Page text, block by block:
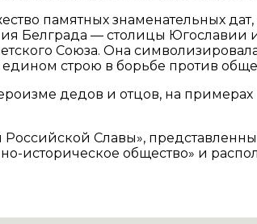
памятных знаменательных
Белграда — столицы
Союза. Она
строю в борьбе против
дедов и отцов, на примерах
Славы»,
историческое общество» и